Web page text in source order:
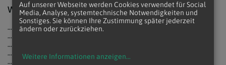
Wallfahrt ist für mich ...
... aus dem Alltag aussteigen ...
... langsamer werden ...
... gemeinsam beten ...
... der kürzeste Weg zu mir selbst ...
... über mein Leben nachdenken ...
Auf unserer Webseite werden Cookies verwendet für Social
Media, Analyse, systemtechnische Notwendigkeiten und
Sonstiges. Sie können Ihre Zustimmung später jederzeit
ändern oder zurückziehen.
Weitere Informationen anzeigen...